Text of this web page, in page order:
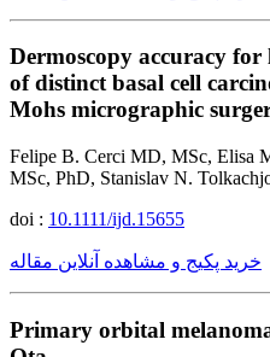
Dermoscopy accuracy for
of distinct basal cell
Mohs micrographic
Felipe B. Cerci MD, MSc, Elisa
MSc, PhD, Stanislav N.
doi : 10.1111/ijd.15655
خرید پکیج و مشاهده آنلاین مقاله
Primary orbital